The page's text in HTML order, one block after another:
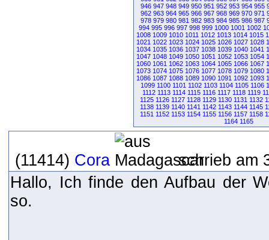
946 947 948 949 950 951 952 953 954 955
962 963 964 965 966 967 968 969 970 971
978 979 980 981 982 983 984 985 986 987
994 995 996 997 998 999 1000 1001 1002
1008 1009 1010 1011 1012 1013 1014 1015
1021 1022 1023 1024 1025 1026 1027 1028
1034 1035 1036 1037 1038 1039 1040 1041
1047 1048 1049 1050 1051 1052 1053 1054
1060 1061 1062 1063 1064 1065 1066 1067
1073 1074 1075 1076 1077 1078 1079 1080
1086 1087 1088 1089 1090 1091 1092 1093
1099 1100 1101 1102 1103 1104 1105 1106
1112 1113 1114 1115 1116 1117 1118 1119
1125 1126 1127 1128 1129 1130 1131 1132
1138 1139 1140 1141 1142 1143 1144 1145
1151 1152 1153 1154 1155 1156 1157 1158
1164 1165
(11414) Cora
schrieb am
Hallo, Ich finde den Aufbau der
so.